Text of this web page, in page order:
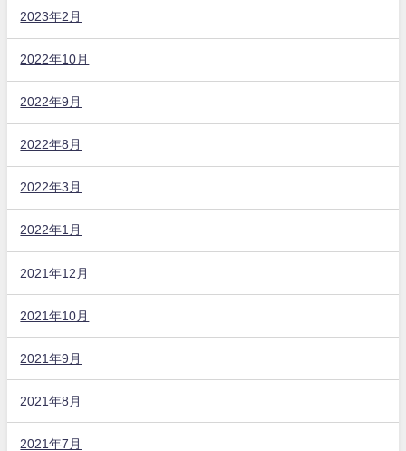
2023年2月
2022年10月
2022年9月
2022年8月
2022年3月
2022年1月
2021年12月
2021年10月
2021年9月
2021年8月
2021年7月